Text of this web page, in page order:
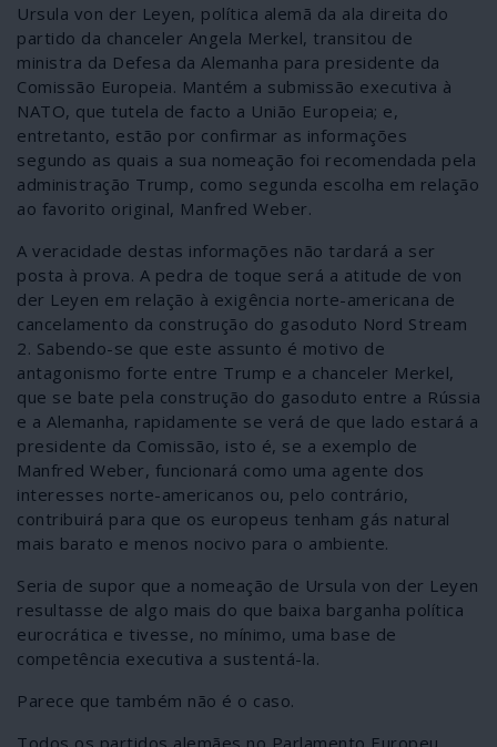
Ursula von der Leyen, política alemã da ala direita do
partido da chanceler Angela Merkel, transitou de
ministra da Defesa da Alemanha para presidente da
Comissão Europeia. Mantém a submissão executiva à
NATO, que tutela de facto a União Europeia; e,
entretanto, estão por confirmar as informações
segundo as quais a sua nomeação foi recomendada pela
administração Trump, como segunda escolha em relação
ao favorito original, Manfred Weber.
A veracidade destas informações não tardará a ser
posta à prova. A pedra de toque será a atitude de von
der Leyen em relação à exigência norte-americana de
cancelamento da construção do gasoduto Nord Stream
2. Sabendo-se que este assunto é motivo de
antagonismo forte entre Trump e a chanceler Merkel,
que se bate pela construção do gasoduto entre a Rússia
e a Alemanha, rapidamente se verá de que lado estará a
presidente da Comissão, isto é, se a exemplo de
Manfred Weber, funcionará como uma agente dos
interesses norte-americanos ou, pelo contrário,
contribuirá para que os europeus tenham gás natural
mais barato e menos nocivo para o ambiente.
Seria de supor que a nomeação de Ursula von der Leyen
resultasse de algo mais do que baixa barganha política
eurocrática e tivesse, no mínimo, uma base de
competência executiva a sustentá-la.
Parece que também não é o caso.
Todos os partidos alemães no Parlamento Europeu,